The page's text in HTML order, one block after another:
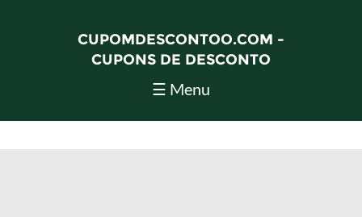
CUPOMDESCONTOO.COM -
CUPONS DE DESCONTO
☰ Menu